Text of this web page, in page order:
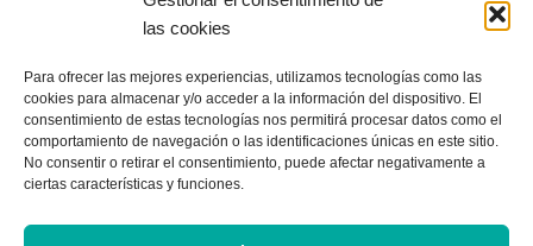
las cookies
Para ofrecer las mejores experiencias, utilizamos tecnologías como las
cookies para almacenar y/o acceder a la información del dispositivo. El
consentimiento de estas tecnologías nos permitirá procesar datos como el
comportamiento de navegación o las identificaciones únicas en este sitio.
No consentir o retirar el consentimiento, puede afectar negativamente a
ciertas características y funciones.
Política de privacidad